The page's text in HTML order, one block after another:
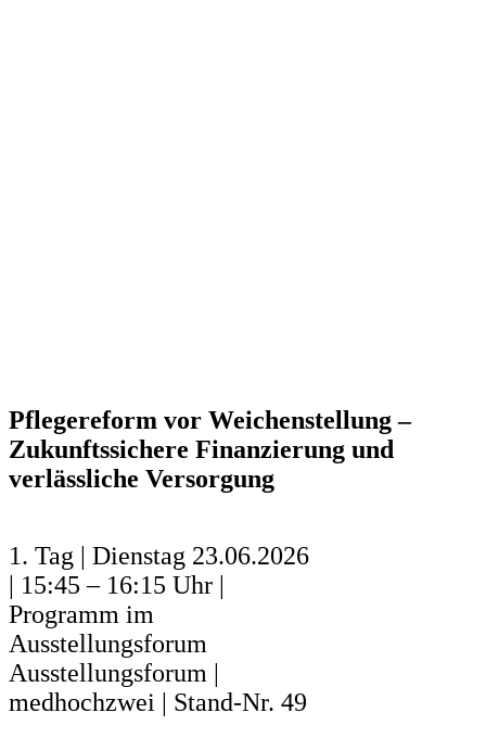
Pflegereform vor Weichenstellung –
Zukunftssichere Finanzierung und
verlässliche Versorgung
1. Tag | Dienstag 23.06.2026
| 15:45 – 16:15 Uhr |
Programm im
Ausstellungsforum
Ausstellungsforum |
medhochzwei | Stand-Nr. 49